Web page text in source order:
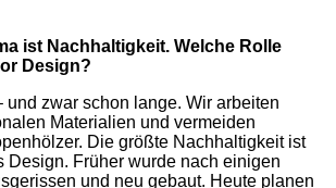
ist Nachhaltigkeit. Welche Rolle
Design?
und zwar schon lange. Wir arbeiten
Materialien und vermeiden
Die größte Nachhaltigkeit ist
Design. Früher wurde nach einigen
und neu gebaut. Heute planen